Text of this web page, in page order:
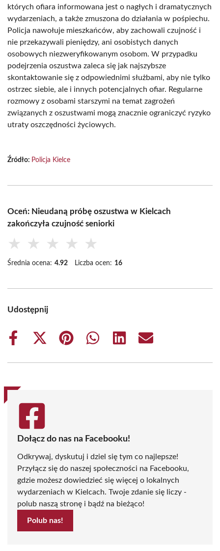
których ofiara informowana jest o nagłych i dramatycznych
wydarzeniach, a także zmuszona do działania w pośpiechu.
Policja nawołuje mieszkańców, aby zachowali czujność i
nie przekazywali pieniędzy, ani osobistych danych
osobowych niezweryfikowanym osobom. W przypadku
podejrzenia oszustwa zaleca się jak najszybsze
skontaktowanie się z odpowiednimi służbami, aby nie tylko
ostrzec siebie, ale i innych potencjalnych ofiar. Regularne
rozmowy z osobami starszymi na temat zagrożeń
związanych z oszustwami mogą znacznie ograniczyć ryzyko
utraty oszczędności życiowych.
Źródło: Policja Kielce
Oceń: Nieudaną próbę oszustwa w Kielcach
zakończyła czujność seniorki
★ ★ ★ ★ ★
Średnia ocena: 4.92 Liczba ocen: 16
Udostępnij
Share
Share
(Twitter)
Share
Share
Share
Share
Dołącz do nas na Facebooku!
Odkrywaj, dyskutuj i dziel się tym co najlepsze!
Przyłącz się do naszej społeczności na Facebooku,
gdzie możesz dowiedzieć się więcej o lokalnych
wydarzeniach w Kielcach. Twoje zdanie się liczy -
polub naszą stronę i bądź na bieżąco!
Polub nas!